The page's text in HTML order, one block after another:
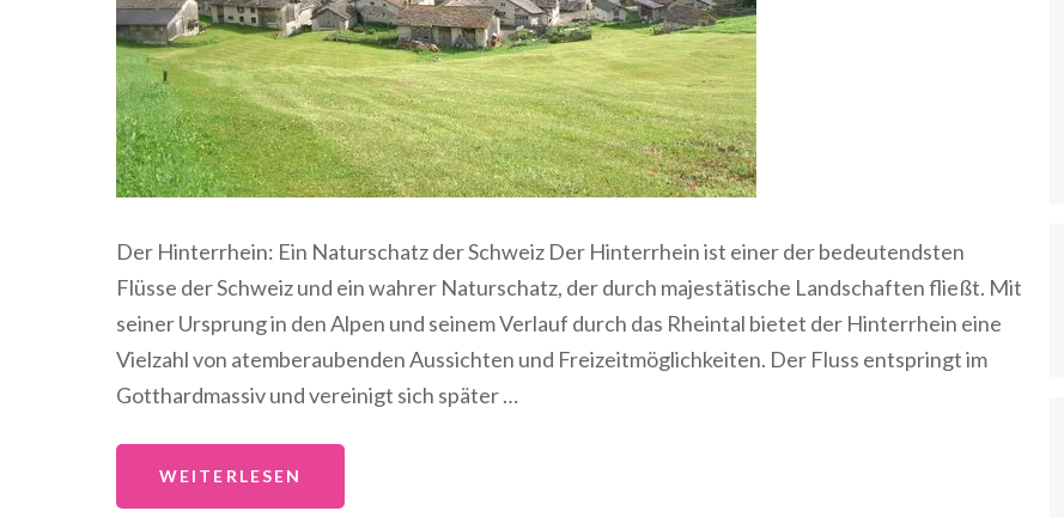
Der Hinterrhein: Ein Naturschatz der Schweiz Der Hinterrhein ist einer der bedeutendsten
Flüsse der Schweiz und ein wahrer Naturschatz, der durch majestätische Landschaften fließt. Mit
seiner Ursprung in den Alpen und seinem Verlauf durch das Rheintal bietet der Hinterrhein eine
Vielzahl von atemberaubenden Aussichten und Freizeitmöglichkeiten. Der Fluss entspringt im
Gotthardmassiv und vereinigt sich später …
WEITERLESEN